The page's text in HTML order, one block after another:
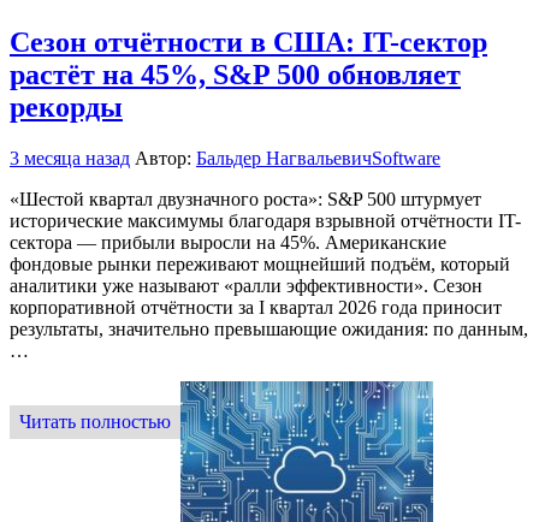
Сезон отчётности в США: IT-сектор
растёт на 45%, S&P 500 обновляет
рекорды
3 месяца назад Автор: Бальдер НагвальевичSoftware
«Шестой квартал двузначного роста»: S&P 500 штурмует
исторические максимумы благодаря взрывной отчётности IT-
сектора — прибыли выросли на 45%. Американские
фондовые рынки переживают мощнейший подъём, который
аналитики уже называют «ралли эффективности». Сезон
корпоративной отчётности за I квартал 2026 года приносит
результаты, значительно превышающие ожидания: по данным,
…
Читать полностью